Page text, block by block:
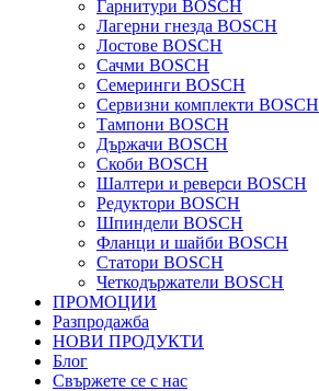
Гарнитури BOSCH
Лагерни гнезда BOSCH
Лостове BOSCH
Сачми BOSCH
Семеринги BOSCH
Сервизни комплекти BOSCH
Тампони BOSCH
Държачи BOSCH
Скоби BOSCH
Шалтери и реверси BOSCH
Редуктори BOSCH
Шпиндели BOSCH
Фланци и шайби BOSCH
Статори BOSCH
Четкодържатели BOSCH
ПРОМОЦИИ
Разпродажба
НОВИ ПРОДУКТИ
Блог
Свържете се с нас